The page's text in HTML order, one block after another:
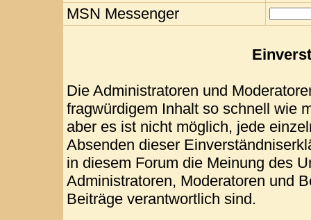
MSN Messenger
Die Administratoren und
fragwürdigem Inhalt so schnell wie
aber es ist nicht möglich, jede
Absenden dieser
in diesem Forum die Meinung des
Administratoren, Moderatoren und
Beiträge verantwortlich sind.